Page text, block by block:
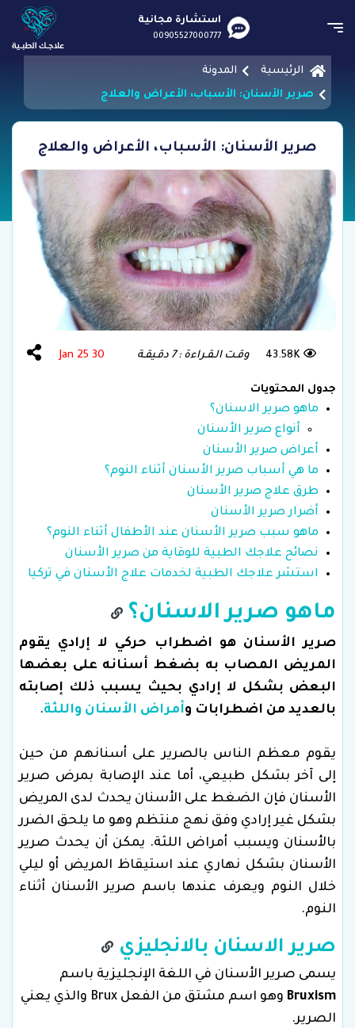
استشارة مجانية
00905527000777
الرئيسية
المدونة
صرير الأسنان: الأسباب، الأعراض والعلاج
صرير الأسنان: الأسباب، الأعراض والعلاج
43.58K وقـت الـقـراءة : 7 دقـيقـة 30 Jan 25
جدول المحتويات
ماهو صرير الاسنان؟
أنواع صرير الأسنان
أعراض صرير الأسنان
ما هي أسباب صرير الأسنان أثناء النوم؟
طرق علاج صرير الأسنان
أضرار صرير الأسنان
ماهو سبب صرير الأسنان عند الأطفال أثناء النوم؟
نصائح علاجك الطبية للوقاية من صرير الأسنان
استشر علاجك الطبية لخدمات علاج الأسنان في تركيا
ماهو صرير الاسنان؟
صرير الأسنان هو اضطراب حركي لا إرادي يقوم
المريض المصاب به بضغط أسنانه على بعضها
البعض بشكل لا إرادي بحيث يسبب ذلك إصابته
بالعديد من اضطرابات وأمراض الأسنان واللثة.
يقوم معظم الناس بالصرير على أسنانهم من حين
إلى آخر بشكل طبيعي، أما عند الإصابة بمرض صرير
الأسنان فإن الضغط على الأسنان يحدث لدى المريض
بشكل غير إرادي وفق نهج منتظم وهو ما يلحق الضرر
بالأسنان ويسبب أمراض اللثة. يمكن أن يحدث صرير
الأسنان بشكل نهاري عند استيقاظ المريض أو ليلي
خلال النوم ويعرف عندها باسم صرير الأسنان أثناء
النوم.
صرير الاسنان بالانجليزي
يسمى صرير الأسنان في اللغة الإنجليزية باسم
Bruxism
وهو اسم مشتق من الفعل Brux والذي يعني
الصرير.